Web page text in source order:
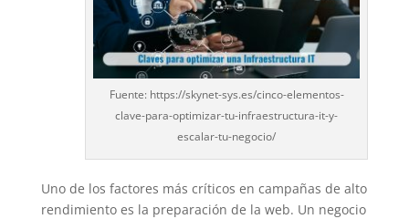
Fuente: https://skynet-sys.es/cinco-elementos-
clave-para-optimizar-tu-infraestructura-it-y-
escalar-tu-negocio/
Uno de los factores más críticos en campañas de alto
rendimiento es la preparación de la web. Un negocio